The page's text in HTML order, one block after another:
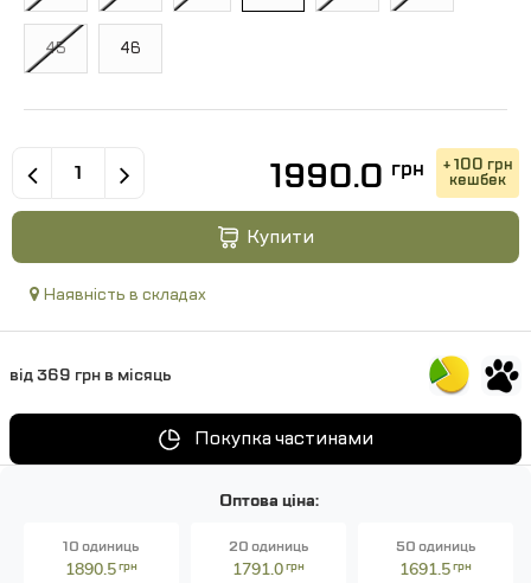
45 46
1990.0 грн + 100 грн
кешбек
Купити
Наявність в складах
від 369 грн в місяць
Покупка частинами
Оптова ціна:
10 одиниць
1890.5грн
20 одиниць
1791.0грн
50 одиниць
1691.5грн